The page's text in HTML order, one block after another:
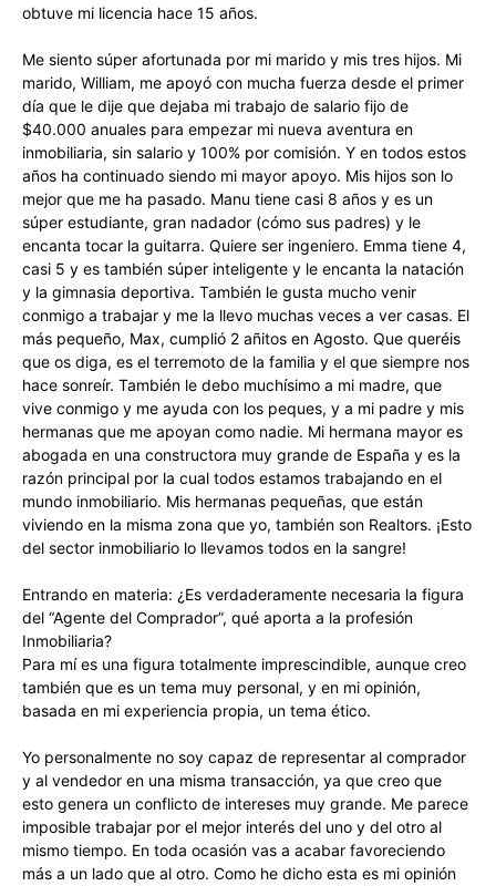
obtuve mi licencia hace 15 años.
Me siento súper afortunada por mi marido y mis tres hijos. Mi
marido, William, me apoyó con mucha fuerza desde el primer
día que le dije que dejaba mi trabajo de salario fijo de
$40.000 anuales para empezar mi nueva aventura en
inmobiliaria, sin salario y 100% por comisión. Y en todos estos
años ha continuado siendo mi mayor apoyo. Mis hijos son lo
mejor que me ha pasado. Manu tiene casi 8 años y es un
súper estudiante, gran nadador (cómo sus padres) y le
encanta tocar la guitarra. Quiere ser ingeniero. Emma tiene 4,
casi 5 y es también súper inteligente y le encanta la natación
y la gimnasia deportiva. También le gusta mucho venir
conmigo a trabajar y me la llevo muchas veces a ver casas. El
más pequeño, Max, cumplió 2 añitos en Agosto. Que queréis
que os diga, es el terremoto de la familia y el que siempre nos
hace sonreír. También le debo muchísimo a mi madre, que
vive conmigo y me ayuda con los peques, y a mi padre y mis
hermanas que me apoyan como nadie. Mi hermana mayor es
abogada en una constructora muy grande de España y es la
razón principal por la cual todos estamos trabajando en el
mundo inmobiliario. Mis hermanas pequeñas, que están
viviendo en la misma zona que yo, también son Realtors. ¡Esto
del sector inmobiliario lo llevamos todos en la sangre!
Entrando en materia: ¿Es verdaderamente necesaria la figura
del “Agente del Comprador”, qué aporta a la profesión
Inmobiliaria?
Para mí es una figura totalmente imprescindible, aunque creo
también que es un tema muy personal, y en mi opinión,
basada en mi experiencia propia, un tema ético.
Yo personalmente no soy capaz de representar al comprador
y al vendedor en una misma transacción, ya que creo que
esto genera un conflicto de intereses muy grande. Me parece
imposible trabajar por el mejor interés del uno y del otro al
mismo tiempo. En toda ocasión vas a acabar favoreciendo
más a un lado que al otro. Como he dicho esta es mi opinión